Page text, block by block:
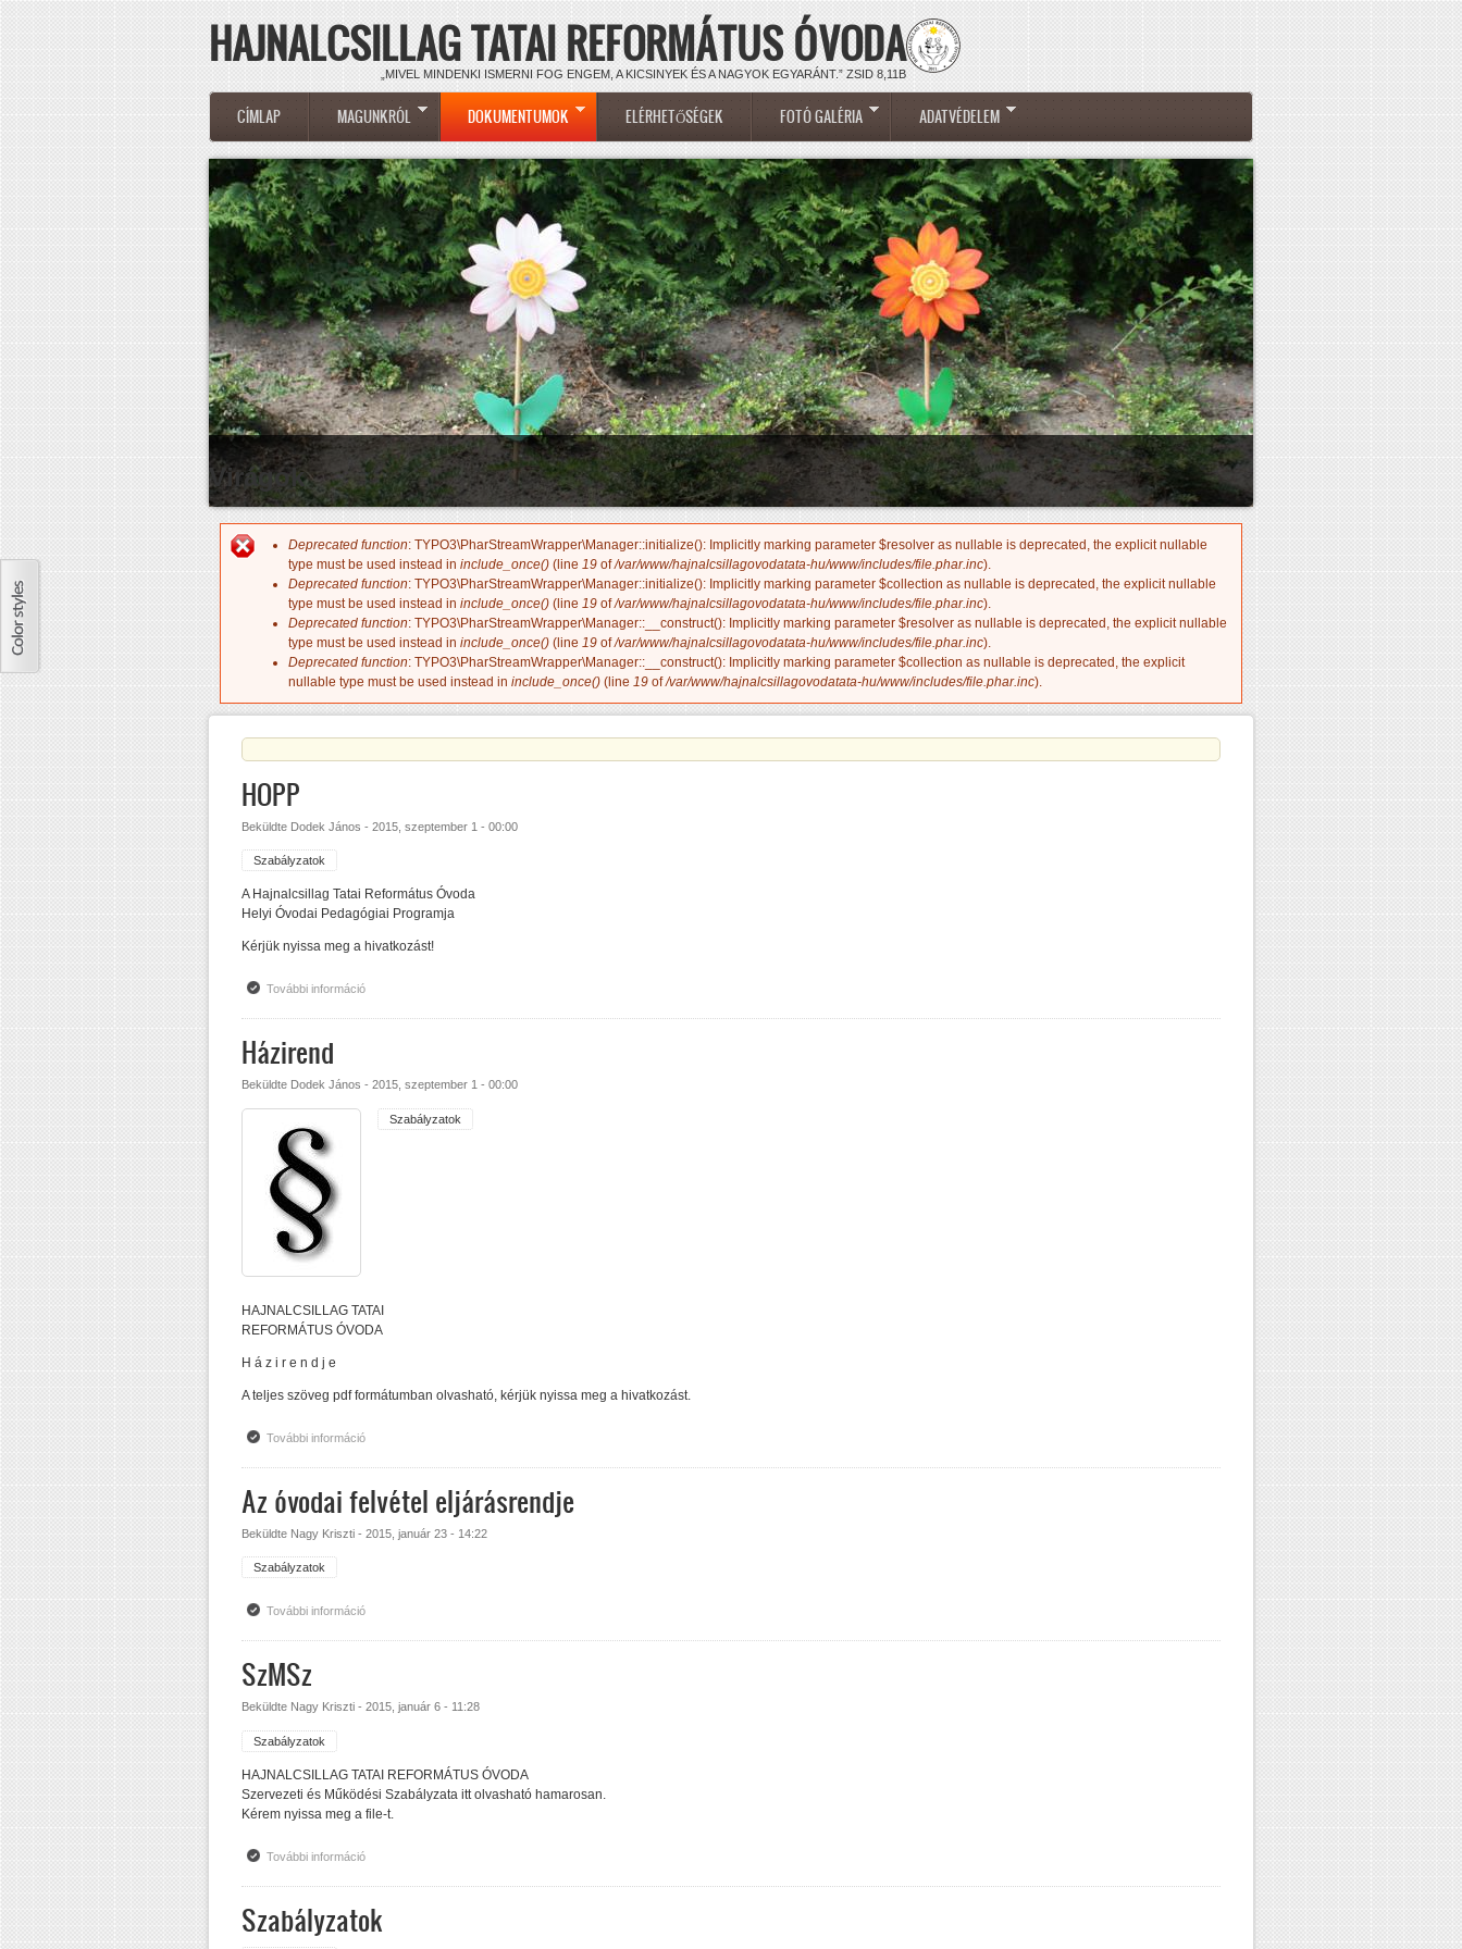
HAJNALCSILLAG TATAI REFORMÁTUS ÓVODA
„MIVEL MINDENKI ISMERNI FOG ENGEM, A KICSINYEK ÉS A NAGYOK EGYARÁNT.” ZSID 8,11B
FŐMENÜ
CÍMLAP MAGUNKRÓL DOKUMENTUMOK ELÉRHETŐSÉGEK FOTÓ GALÉRIA ADATVÉDELEM
Pad
Hibaüzenet
Deprecated function: TYPO3\PharStreamWrapper\Manager::initialize(): Implicitly marking parameter $resolver as nullable is deprecated, the explicit nullable
type must be used instead in include_once() (line 19 of/var/www/hajnalcsillagovodatata-hu/www/includes/file.phar.inc).
Deprecated function: TYPO3\PharStreamWrapper\Manager::initialize(): Implicitly marking parameter $collection as nullable is deprecated, the explicit nullable
type must be used instead in include_once() (line 19 of/var/www/hajnalcsillagovodatata-hu/www/includes/file.phar.inc).
Deprecated function: TYPO3\PharStreamWrapper\Manager::__construct(): Implicitly marking parameter $resolver as nullable is deprecated, the explicit nullable
type must be used instead in include_once() (line 19 of/var/www/hajnalcsillagovodatata-hu/www/includes/file.phar.inc).
Deprecated function: TYPO3\PharStreamWrapper\Manager::__construct(): Implicitly marking parameter $collection as nullable is deprecated, the explicit
nullable type must be used instead in include_once() (line 19 of/var/www/hajnalcsillagovodatata-hu/www/includes/file.phar.inc).
HOPP
Beküldte Dodek János - 2015, szeptember 1 - 00:00
Szabályzatok
A Hajnalcsillag Tatai Református Óvoda
Helyi Óvodai Pedagógiai Programja
Kérjük nyissa meg a hivatkozást!
További információHOPP tartalommal kapcsolatosan
Házirend
Beküldte Dodek János - 2015, szeptember 1 - 00:00
Szabályzatok
HAJNALCSILLAG TATAI
REFORMÁTUS ÓVODA
H á z i r e n d j e
A teljes szöveg pdf formátumban olvasható, kérjük nyissa meg a hivatkozást.
További információHázirend tartalommal kapcsolatosan
Az óvodai felvétel eljárásrendje
Beküldte Nagy Kriszti - 2015, január 23 - 14:22
Szabályzatok
További információAz óvodai felvétel eljárásrendje tartalommal kapcsolatosan
SzMSz
Beküldte Nagy Kriszti - 2015, január 6 - 11:28
Szabályzatok
HAJNALCSILLAG TATAI REFORMÁTUS ÓVODA
Szervezeti és Működési Szabályzata itt olvasható hamarosan.
Kérem nyissa meg a file-t.
További információSzMSz tartalommal kapcsolatosan
Szabályzatok